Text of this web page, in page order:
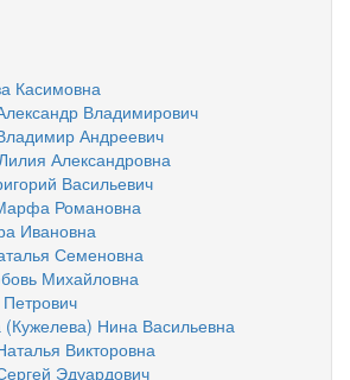
Касимовна
Владимирович
Андреевич
Александровна
Васильевич
Романовна
Ивановна
Семеновна
Михайловна
(Кужелева) Нина Васильевна
Викторовна
Эдуардович